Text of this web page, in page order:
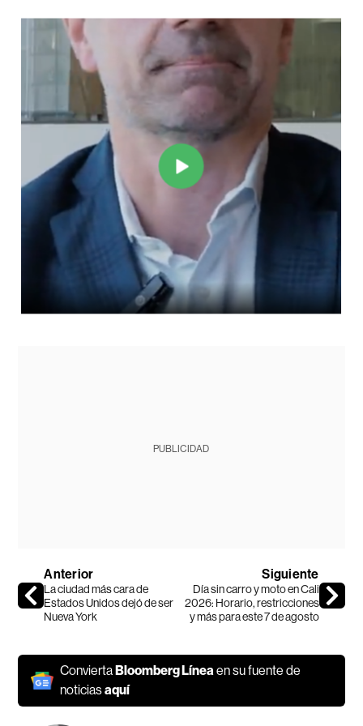
PUBLICIDAD
Anterior
La ciudad más cara de
Estados Unidos dejó de ser
Nueva York
Siguiente
Día sin carro y moto en Cali
2026: Horario, restricciones
y más para este 7 de agosto
ConviertaBloomberg Líneaen su fuente de
noticiasaquí